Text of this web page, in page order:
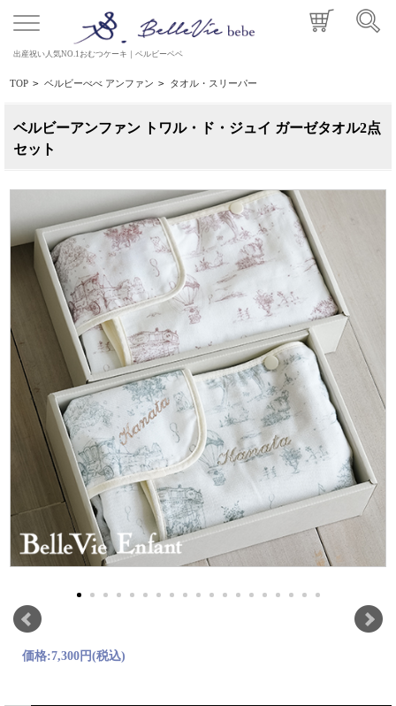
出産祝い人気NO.1おむつケーキ｜ベルビーベベ
TOP > ベルビーべべ アンファン > タオル・スリーパー
ベルビーアンファン トワル・ド・ジュイ ガーゼタオル2点
セット
価格:7,300円(税込)